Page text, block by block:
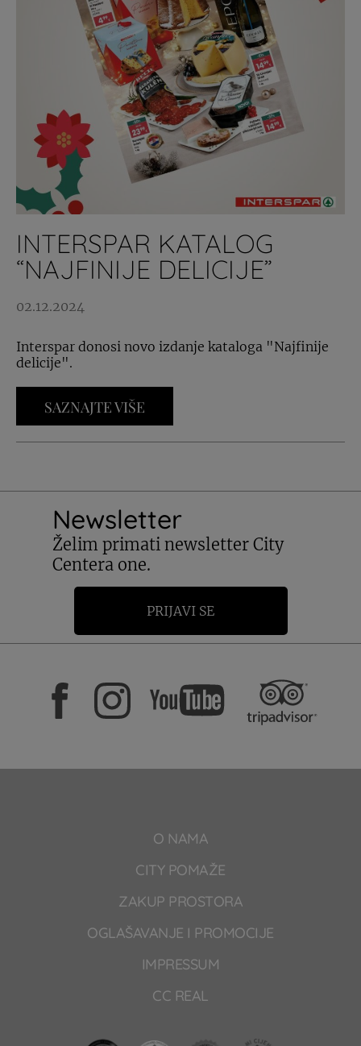
INTERSPAR KATALOG
“NAJFINIJE DELICIJE”
02.12.2024
Interspar donosi novo izdanje kataloga "Najfinije
delicije".
SAZNAJTE VIŠE
Newsletter
Želim primati newsletter City
Centera one.
PRIJAVI SE
O NAMA
CITY POMAŽE
ZAKUP PROSTORA
OGLAŠAVANJE I PROMOCIJE
IMPRESSUM
CC REAL